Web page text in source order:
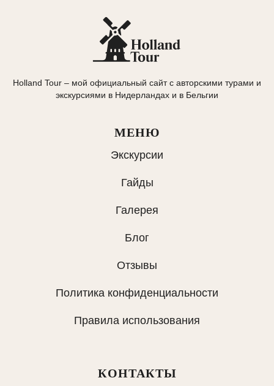
Holland Tour – мой официальный сайт с авторскими турами и
экскурсиями в Нидерландах и в Бельгии
МЕНЮ
Экскурсии
Гайды
Галерея
Блог
Отзывы
Политика конфиденциальности
Правила использования
КОНТАКТЫ